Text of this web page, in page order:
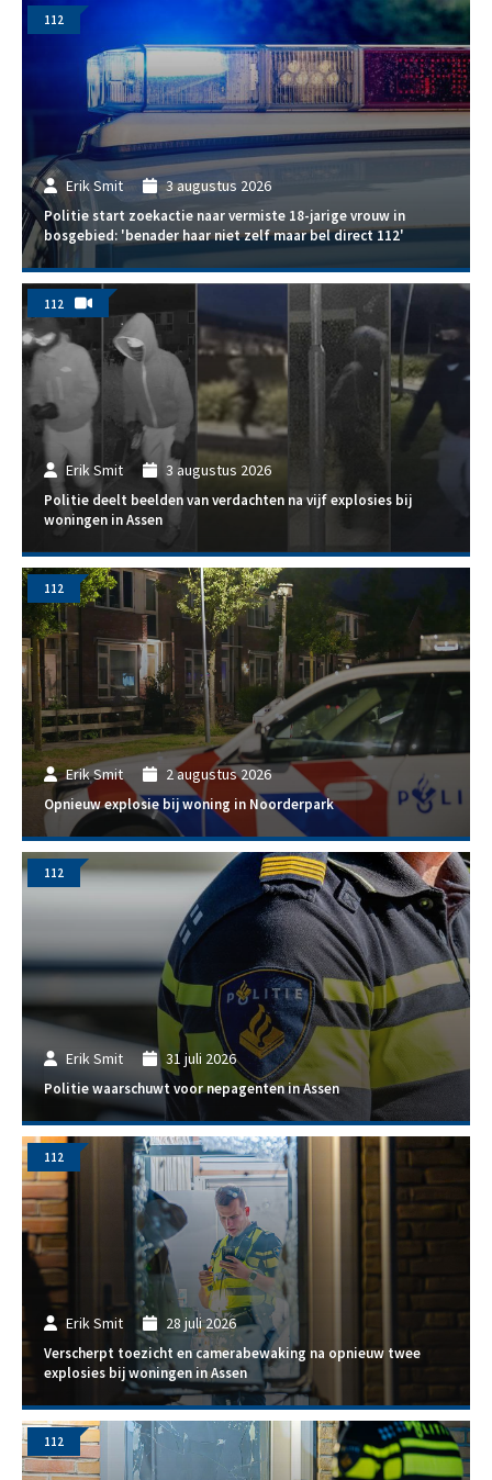
Erik Smit 3 augustus 2026
Politie start zoekactie naar vermiste 18-jarige vrouw in
bosgebied: 'benader haar niet zelf maar bel direct 112'
112
Erik Smit 3 augustus 2026
Politie deelt beelden van verdachten na vijf explosies bij
woningen in Assen
112
Erik Smit 2 augustus 2026
Opnieuw explosie bij woning in Noorderpark
112
Erik Smit 31 juli 2026
Politie waarschuwt voor nepagenten in Assen
112
Erik Smit 28 juli 2026
Verscherpt toezicht en camerabewaking na opnieuw twee
explosies bij woningen in Assen
112
112